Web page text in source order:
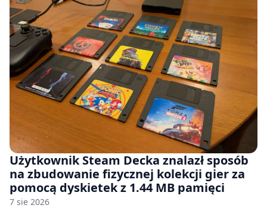
Użytkownik Steam Decka znalazł sposób
na zbudowanie fizycznej kolekcji gier za
pomocą dyskietek z 1.44 MB pamięci
7 sie 2026